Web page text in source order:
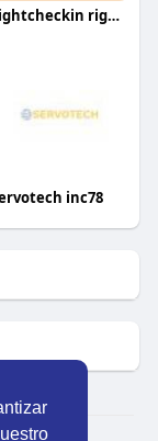
rightcheckin rightcheckin5
inc78